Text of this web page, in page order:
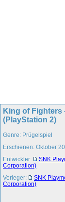
King of Fighters
(PlayStation 2)
Genre: Prügelspiel
Erschienen: Oktober
Entwickler:
SNK
Corporation)
Verleger:
SNK
Corporation)